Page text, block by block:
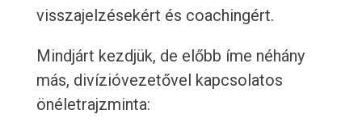
visszajelzésekért és coachingért.
Mindjárt kezdjük, de előbb íme néhány
más, divízióvezetővel kapcsolatos
önéletrajzminta: